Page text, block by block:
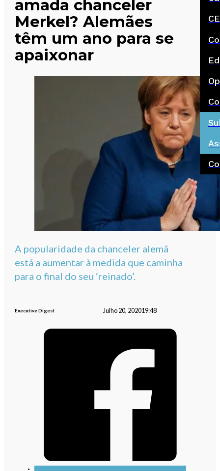
amada chanceler
Merkel? Alemães
têm um ano para se
apaixonar
A popularidade da chanceler alemã
está a aumentar à medida que caminha
para o final do seu ‘reinado’.
Executive Digest Julho 20, 202019:48